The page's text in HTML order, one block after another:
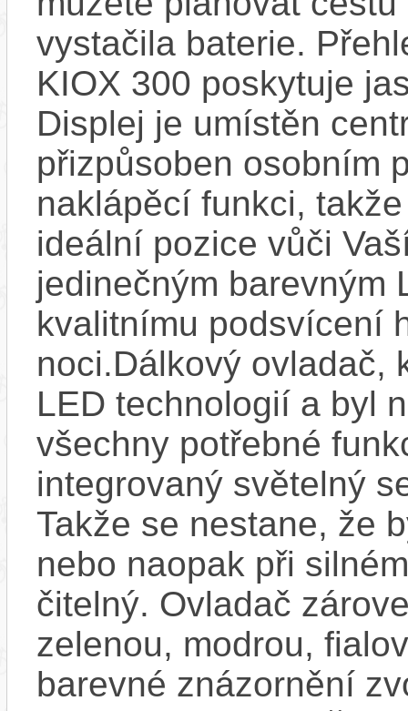
vystačila baterie.
KIOX 300 poskytuje
Displej je umístěn
přizpůsoben osobním
naklápěcí funkci,
ideální pozice vůči
jedinečným barevným
kvalitnímu podsvícení
noci.Dálkový ovladač,
LED technologií a byl
všechny potřebné
integrovaný světelný
Takže se nestane, že
nebo naopak při
čitelný. Ovladač
zelenou, modrou,
barevné znázornění